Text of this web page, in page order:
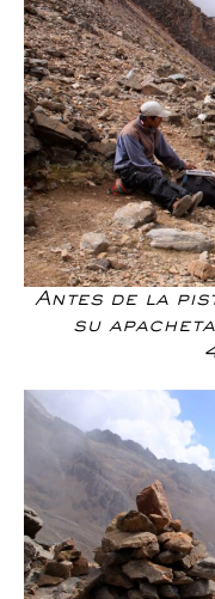
Antes de la
su